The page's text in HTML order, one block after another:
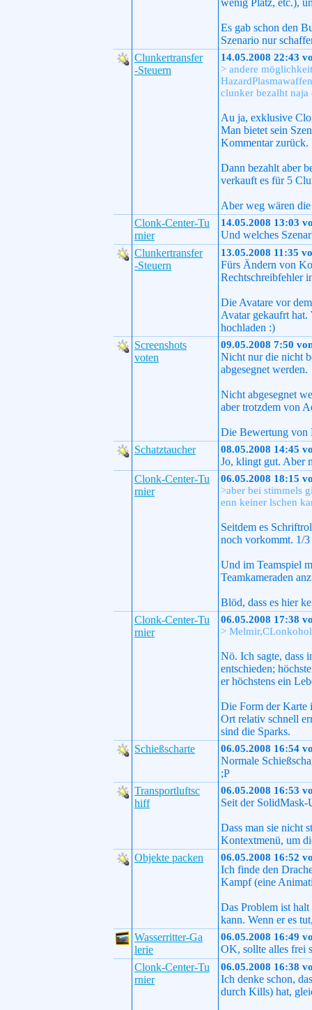
wenig Platz, etc.),
Es gab schon den
Szenario nur
Clunkertransfer
-Steuern
14.05.2008 22:43
> andere
clunker bezalht
Au ja, exklusive
Man bietet sein
Kommentar zurück.
Dann bezahlt aber
verkauft es für 5
Aber weg wären
Clonk-Center-Tu
rnier
14.05.2008 13:03
Und welches
Clunkertransfer
-Steuern
13.05.2008 11:35
Fürs Ändern von
Rechtschreibfehler
Die Avatare vor
Avatar gekaufrt
hochladen :)
Screenshots
voten
09.05.2008 7:50
Nicht nur die nicht
abgesegnet werden.
Nicht abgesegnet
aber trotzdem von
Die Bewertung von
Schatztaucher
08.05.2008 14:45
Jo, klingt gut. Aber
Clonk-Center-Tu
rnier
06.05.2008 18:15
>aber bei stimmels
enn keiner lschen
Seitdem es
noch vorkommt. 1/
Und im Teamspiel
Teamkameraden
Blöd, dass es hier
Clonk-Center-Tu
rnier
06.05.2008 17:38
>
Nö. Ich sagte, dass
entschieden;
er höchstens ein
Die Form der Karte
Ort relativ schnell
sind die Sparks.
Schießscharte
06.05.2008 16:54
Normale
;P
Transportluftsc
hiff
06.05.2008 16:53
Seit der
Dass man sie nicht
Kontextmenü, um
Objekte packen
06.05.2008 16:52
Ich finde den
Kampf (eine
Das Problem ist
kann. Wenn er es
Wasserritter-Ga
lerie
06.05.2008 16:49
OK, sollte alles frei
Clonk-Center-Tu
rnier
06.05.2008 16:38
Ich denke schon,
durch Kills) hat,